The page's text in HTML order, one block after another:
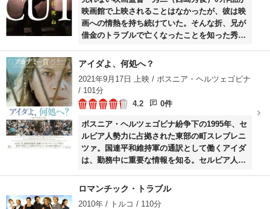
映画館で上映されることはなかったが、彼は映
画への情熱を持ち続けていた。そんな折、兄が
借金のトラブルで亡くなったことを知った秀二
で借金していたことを知る。兄の死に対する自
を返済しようとするが……。
アイダよ、何処へ？
2021年9月17日 上映 / ボスニア・ヘルツェゴビナ
/ 101分
4.2
0件
ボスニア・ヘルツェゴビナ紛争下の1995年、セ
ルビア人勢力に占拠された東部の町スレブレニ
ツァ。国連平和維持軍の通訳として働くアイダ
は、勤務中に重要な情報を知る。セルビア人勢
押し寄せる同胞や家族を守ろうと奔走する。
ロマンチック・トラブル
2010年 / トルコ / 110分